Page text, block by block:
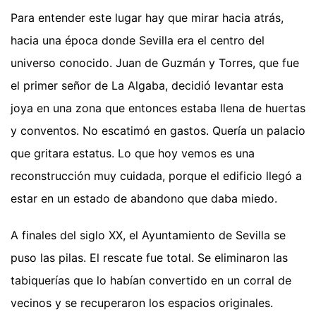
Para entender este lugar hay que mirar hacia atrás,
hacia una época donde Sevilla era el centro del
universo conocido. Juan de Guzmán y Torres, que fue
el primer señor de La Algaba, decidió levantar esta
joya en una zona que entonces estaba llena de huertas
y conventos. No escatimó en gastos. Quería un palacio
que gritara estatus. Lo que hoy vemos es una
reconstrucción muy cuidada, porque el edificio llegó a
estar en un estado de abandono que daba miedo.
A finales del siglo XX, el Ayuntamiento de Sevilla se
puso las pilas. El rescate fue total. Se eliminaron las
tabiquerías que lo habían convertido en un corral de
vecinos y se recuperaron los espacios originales.